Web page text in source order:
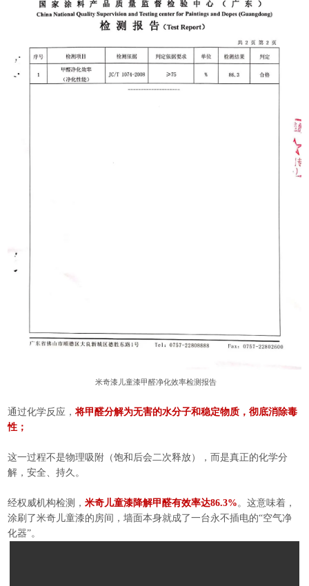
米奇漆儿童漆甲醛净化效率检测报告
通过化学反应，将甲醛分解为无害的水分子和稳定物质，彻底消除毒
性；
这一过程不是物理吸附（饱和后会二次释放），而是真正的化学分
解 ，安全、持久。
经权威机构检测，米奇儿童漆降解甲醛有效率达86.3% 。这意味着，
涂刷了米奇儿童漆的房间，墙面本身就成了一台永不插电的“空气净
化器”。